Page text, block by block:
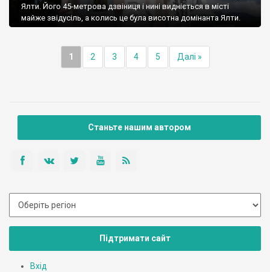
Ялти. Його 45-метрова дзвіниця і нині видніється в місті
майже звідусіль, а колись це була висотна домінанта Ялти.
1 2 3 4 5 Далі »
Станьте нашим автором
Підтримати сайт
Вхід